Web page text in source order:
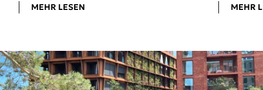
schaffen.
MEHR LESEN MEHR